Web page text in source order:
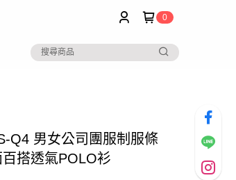
0
Q4 男女公司團服制服條
搭透氣POLO衫